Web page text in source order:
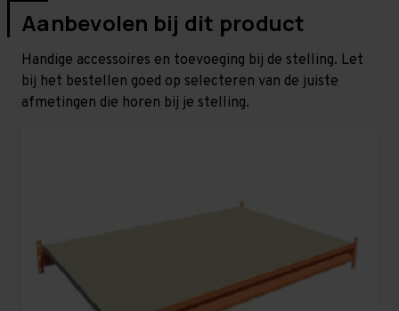
Aanbevolen bij dit product
Handige accessoires en toevoeging bij de stelling. Let
bij het bestellen goed op selecteren van de juiste
afmetingen die horen bij je stelling.